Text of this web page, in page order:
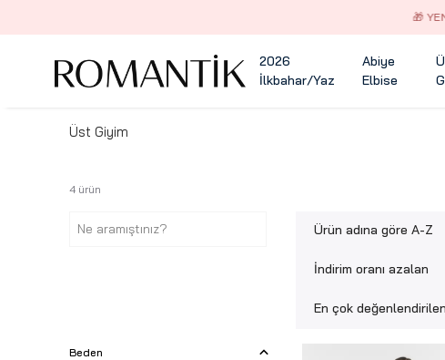
2026
İlkbahar/Yaz
Abiye
Elbise
Üst Giyim
4 ürün
Ürün adına göre A-Z
İndirim oranı azalan
En çok değenlendirilen
Beden